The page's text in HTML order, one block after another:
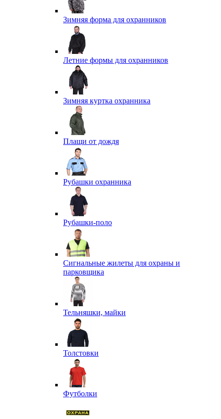
Зимняя форма для охранников
Летние формы для охранников
Зимняя куртка охранника
Плащи от дождя
Рубашки охранника
Рубашки-поло
Сигнальные жилеты для охраны и
парковщика
Тельняшки, майки
Толстовки
Футболки